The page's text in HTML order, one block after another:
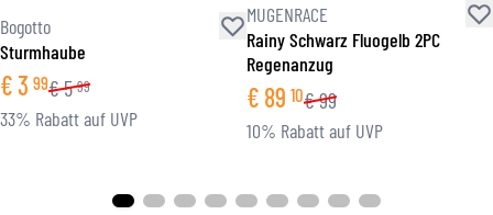
Bogotto
Sturmhaube
€3 99€5 99
33% Rabatt auf UVP
MUGENRACE
Rainy Schwarz Fluogelb 2PC
Regenanzug
€ 89 10€99
10% Rabatt auf UVP